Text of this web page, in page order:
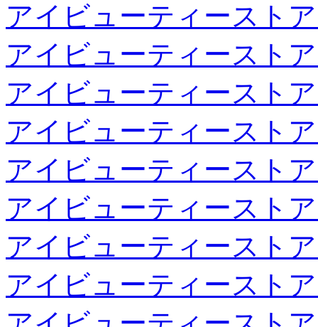
アイビューティースト
アイビューティースト
アイビューティースト
アイビューティースト
アイビューティースト
アイビューティースト
アイビューティースト
アイビューティースト